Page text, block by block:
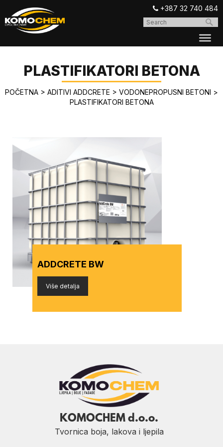
+387 32 740 484
PLASTIFIKATORI BETONA
POČETNA > ADITIVI ADDCRETE > VODONEPROPUSNI BETONI >
PLASTIFIKATORI BETONA
ADDCRETE BW
Više detalja
KOMOCHEM d.o.o.
Tvornica boja, lakova i ljepila